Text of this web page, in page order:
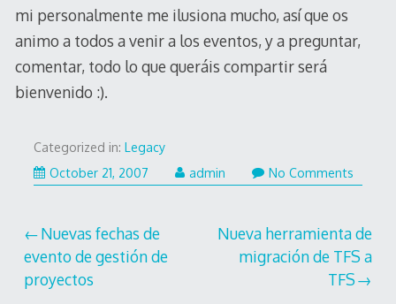
mi personalmente me ilusiona mucho, así que os
animo a todos a venir a los eventos, y a preguntar,
comentar, todo lo que queráis compartir será
bienvenido :).
Categorized in: Legacy
October 21, 2007
admin No Comments
Post
navigation
Nuevas fechas de
evento de gestión de
proyectos
Nueva herramienta de
migración de TFS a
TFS